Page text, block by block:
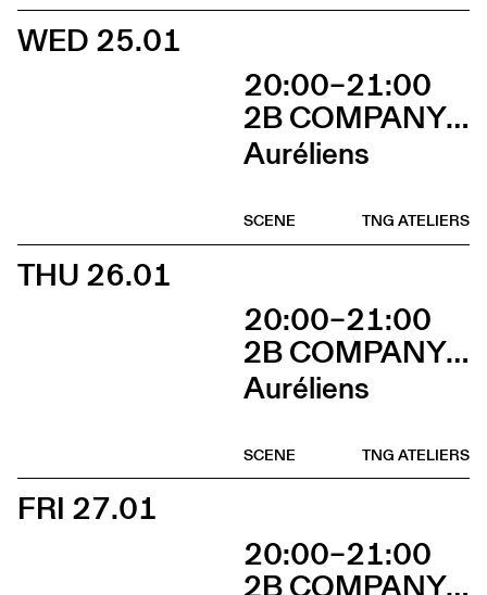
WED 25.01
20:00–21:00
2B COMPANY - FRANÇOIS GREMAUD
Auréliens
TNG ATELIERS
SCENE
THU 26.01
20:00–21:00
2B COMPANY - FRANÇOIS GREMAUD
Auréliens
TNG ATELIERS
SCENE
FRI 27.01
20:00–21:00